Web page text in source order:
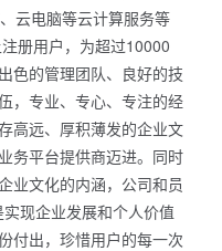
云电脑等云计算服务等
册用户，为超过10000
色的管理团队、良好的技
，专业、专心、专注的经
高远、厚积薄发的企业文
务平台提供商迈进。同时
业文化的内涵，公司和员
实现企业发展和个人价值
付出，珍惜用户的每一次